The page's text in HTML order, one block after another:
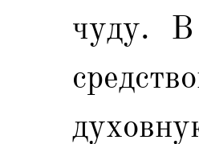
чуду.